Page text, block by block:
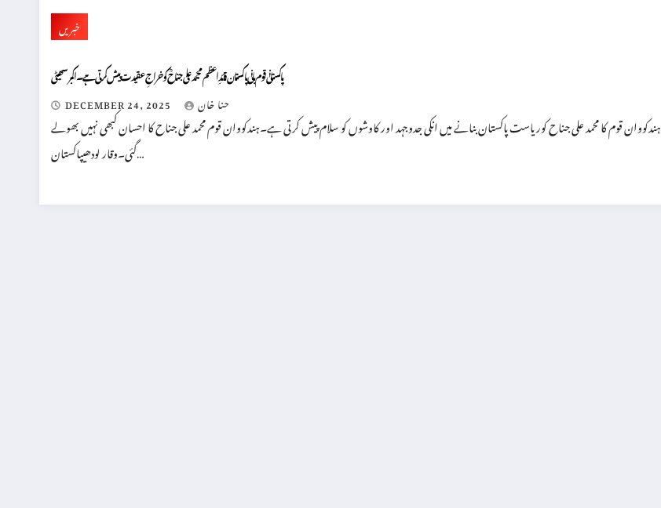
خبریں
پاکستانی قوم بانی پاکستان قائدِاعظم محمد علی جناحؒ کو خراجِ عقیدت پیش کرتی ہے۔اکبر سھیٹی
DECEMBER 24, 2025
حنا خان
ہندکووان قوم کا محمد علی جناح کوریاست پاکستان بنانے میں انکی جدوجہد اور کاوشوں کو سلام پیش کرتی ہے۔ہندکووان قوم محمد علی جناح کا احسان کبھی نہیں بھولے
گئی۔وقار لودھیپاکستان…